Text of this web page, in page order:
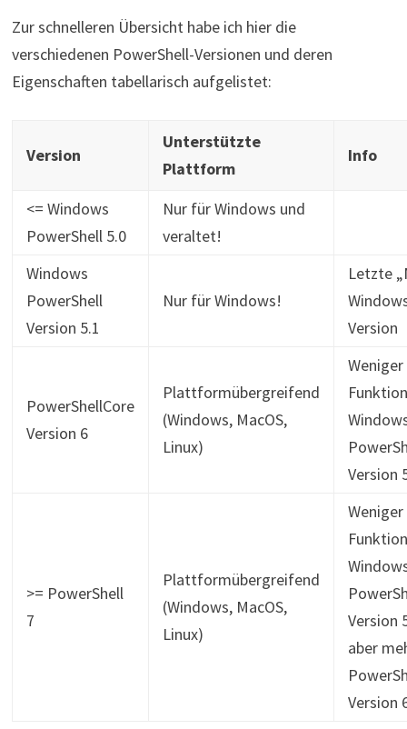
Zur schnelleren Übersicht habe ich hier die
verschiedenen PowerShell-Versionen und deren
Eigenschaften tabellarisch aufgelistet:
Version
Unterstützte
Plattform
Info
<= Windows
PowerShell 5.0
Nur für Windows und
veraltet!
Windows
PowerShell
Version 5.1
Nur für Windows!
Letzte
Version
PowerShellCore
Version 6
Plattformübergreifend
(Windows, MacOS,
Linux)
Weniger
Version
>= PowerShell
7
Plattformübergreifend
(Windows, MacOS,
Linux)
Weniger
Version
aber
Version